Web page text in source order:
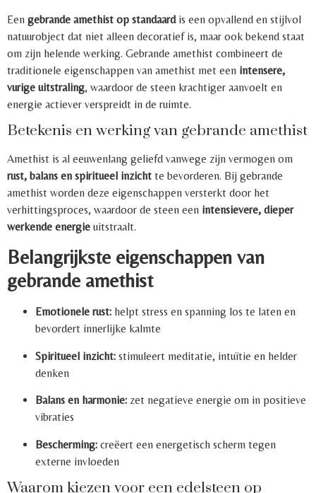
Een gebrande amethist op standaardis een opvallend en stijlvol
natuurobject dat niet alleen decoratief is, maar ook bekend staat
om zijn helende werking. Gebrande amethist combineert de
traditionele eigenschappen van amethist met een intensere,
vurige uitstraling, waardoor de steen krachtiger aanvoelt en
energie actiever verspreidt in de ruimte.
Betekenis en werking van gebrande amethist
Amethist is al eeuwenlang geliefd vanwege zijn vermogen om
rust, balans en spiritueel inzicht te bevorderen. Bij gebrande
amethist worden deze eigenschappen versterkt door het
verhittingsproces, waardoor de steen een intensievere, dieper
werkende energie uitstraalt.
Belangrijkste eigenschappen van
gebrande amethist
Emotionele rust: helpt stress en spanning los te laten en
bevordert innerlijke kalmte
Spiritueel inzicht: stimuleert meditatie, intuïtie en helder
denken
Balans en harmonie: zet negatieve energie om in positieve
vibraties
Bescherming: creëert een energetisch scherm tegen
externe invloeden
Waarom kiezen voor een edelsteen op